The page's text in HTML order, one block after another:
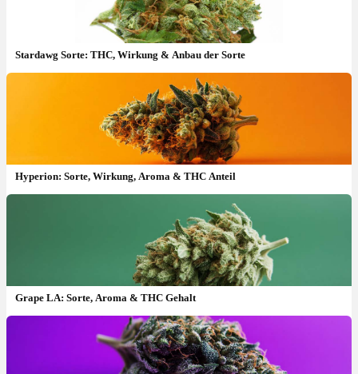
Stardawg Sorte: THC, Wirkung & Anbau der Sorte
Hyperion: Sorte, Wirkung, Aroma & THC Anteil
Grape LA: Sorte, Aroma & THC Gehalt